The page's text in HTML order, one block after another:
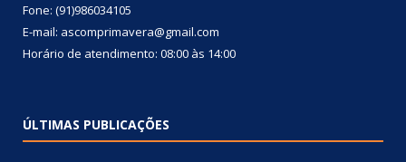
Fone: (91)986034105
E-mail: ascomprimavera@gmail.com
Horário de atendimento: 08:00 às 14:00
ÚLTIMAS PUBLICAÇÕES